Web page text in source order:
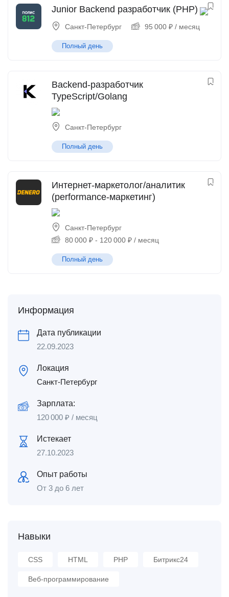
Junior Backend разработчик (PHP)
Санкт-Петербург 95 000 ₽ / месяц
Полный день
Backend-разработчик
TypeScript/Golang
Санкт-Петербург
Полный день
Интернет-маркетолог/аналитик
(performance-маркетинг)
Санкт-Петербург
80 000 ₽ - 120 000 ₽ / месяц
Полный день
Информация
Дата публикации
22.09.2023
Локация
Санкт-Петербург
Зарплата:
120 000 ₽ / месяц
Истекает
27.10.2023
Опыт работы
От 3 до 6 лет
Навыки
CSS HTML PHP Битрикс24
Веб-программирование